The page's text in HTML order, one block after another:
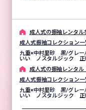
成⼈式の振袖レンタル
成人式振袖コレクション一
九重×中村里砂 黒/グレ
いい ノスタルジック 正
成⼈式の振袖レンタル
成人式振袖コレクション一
九重×中村里砂 黒/グレ
いい ノスタルジック 正